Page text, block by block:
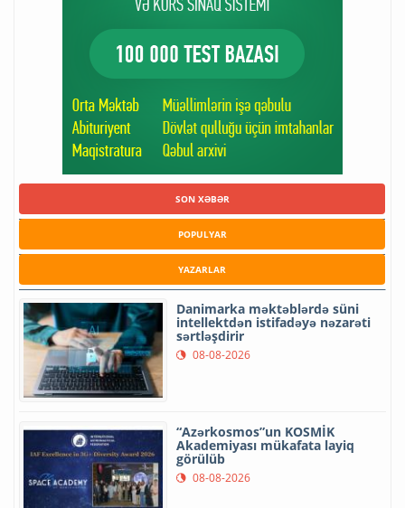
SON XƏBƏR
POPULYAR
YAZARLAR
Danimarka məktəblərdə süni
intellektdən istifadəyə nəzarəti
sərtləşdirir
08-08-2026
“Azərkosmos”un KOSMİK
Akademiyası mükafata layiq
görülüb
08-08-2026